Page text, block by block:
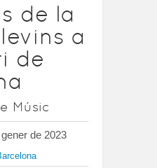
de la
a
de
Músic
de 2023